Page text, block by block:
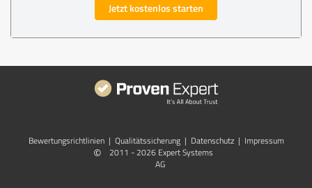
Jetzt kostenlos starten
Bewertungs­richtlinien | Qualitätssicherung | Datenschutz | Impressum
©
2011 - 2026 Expert Systems
AG